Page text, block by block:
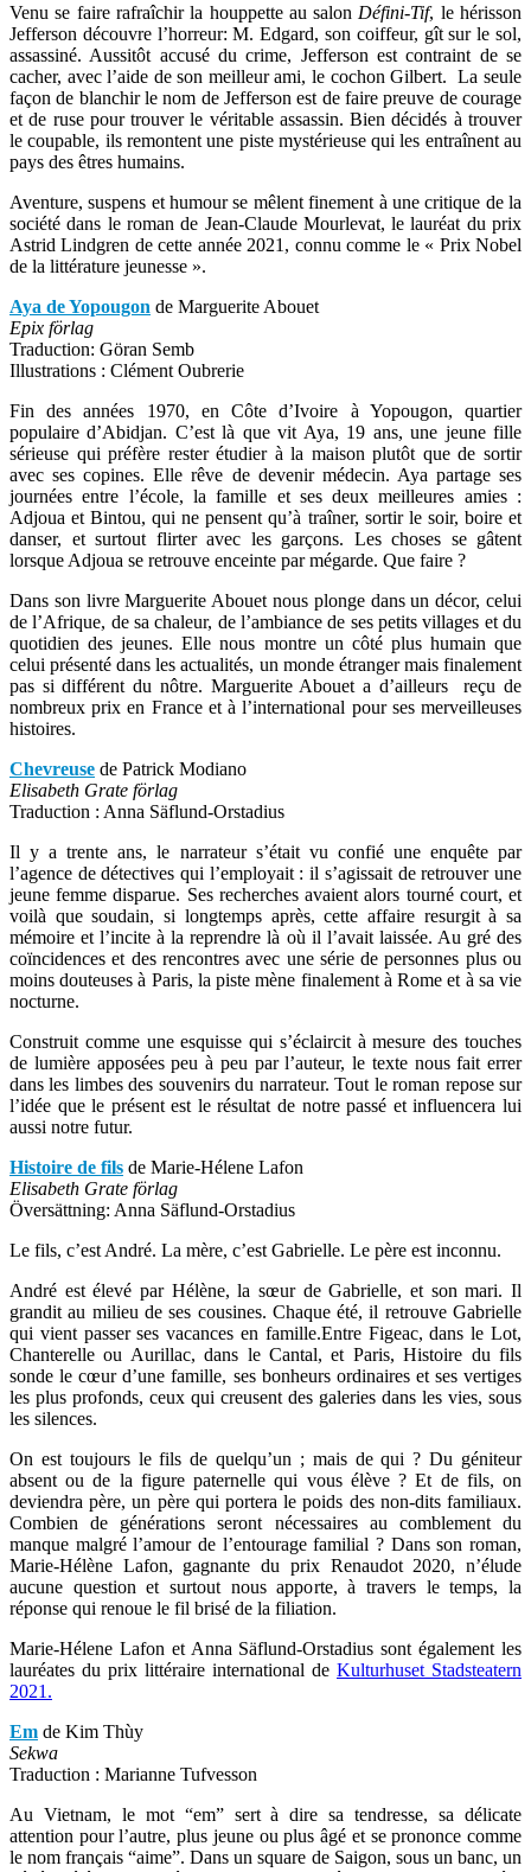
Venu se faire rafraîchir la houppette au salon Défini-Tif, le hérisson
Jefferson découvre l’horreur: M. Edgard, son coiffeur, gît sur le sol,
assassiné. Aussitôt accusé du crime, Jefferson est contraint de se
cacher, avec l’aide de son meilleur ami, le cochon Gilbert. La seule
façon de blanchir le nom de Jefferson est de faire preuve de courage
et de ruse pour trouver le véritable assassin. Bien décidés à trouver
le coupable, ils remontent une piste mystérieuse qui les entraînent au
pays des êtres humains.
Aventure, suspens et humour se mêlent finement à une critique de la
société dans le roman de Jean-Claude Mourlevat, le lauréat du prix
Astrid Lindgren de cette année 2021, connu comme le « Prix Nobel
de la littérature jeunesse ».
Aya deYopougon de Marguerite Abouet
Epix förlag
Traduction: Göran Semb
Illustrations : Clément Oubrerie
Fin des années 1970, en Côte d’Ivoire à Yopougon, quartier
populaire d’Abidjan. C’est là que vit Aya, 19 ans, une jeune fille
sérieuse qui préfère rester étudier à la maison plutôt que de sortir
avec ses copines. Elle rêve de devenir médecin. Aya partage ses
journées entre l’école, la famille et ses deux meilleures amies :
Adjoua et Bintou, qui ne pensent qu’à traîner, sortir le soir, boire et
danser, et surtout flirter avec les garçons. Les choses se gâtent
lorsque Adjoua se retrouve enceinte par mégarde. Que faire ?
Dans son livre Marguerite Abouet nous plonge dans un décor, celui
de l’Afrique, de sa chaleur, de l’ambiance de ses petits villages et du
quotidien des jeunes. Elle nous montre un côté plus humain que
celui présenté dans les actualités, un monde étranger mais finalement
pas si différent du nôtre. Marguerite Abouet a d’ailleurs reçu de
nombreux prix en France et à l’international pour ses merveilleuses
histoires.
Chevreuse de Patrick Modiano
Elisabeth Grate förlag
Traduction : Anna Säflund-Orstadius
Il y a trente ans, le narrateur s’était vu confié une enquête par
l’agence de détectives qui l’employait : il s’agissait de retrouver une
jeune femme disparue. Ses recherches avaient alors tourné court, et
voilà que soudain, si longtemps après, cette affaire resurgit à sa
mémoire et l’incite à la reprendre là où il l’avait laissée. Au gré des
coïncidences et des rencontres avec une série de personnes plus ou
moins douteuses à Paris, la piste mène finalement à Rome et à sa vie
nocturne.
Construit comme une esquisse qui s’éclaircit à mesure des touches
de lumière apposées peu à peu par l’auteur, le texte nous fait errer
dans les limbes des souvenirs du narrateur. Tout le roman repose sur
l’idée que le présent est le résultat de notre passé et influencera lui
aussi notre futur.
Histoire de fils de Marie-Hélene Lafon
Elisabeth Grate förlag
Översättning: Anna Säflund-Orstadius
Le fils, c’est André. La mère, c’est Gabrielle. Le père est inconnu.
André est élevé par Hélène, la sœur de Gabrielle, et son mari. Il
grandit au milieu de ses cousines. Chaque été, il retrouve Gabrielle
qui vient passer ses vacances en famille.Entre Figeac, dans le Lot,
Chanterelle ou Aurillac, dans le Cantal, et Paris, Histoire du fils
sonde le cœur d’une famille, ses bonheurs ordinaires et ses vertiges
les plus profonds, ceux qui creusent des galeries dans les vies, sous
les silences.
On est toujours le fils de quelqu’un ; mais de qui ? Du géniteur
absent ou de la figure paternelle qui vous élève ? Et de fils, on
deviendra père, un père qui portera le poids des non-dits familiaux.
Combien de générations seront nécessaires au comblement du
manque malgré l’amour de l’entourage familial ? Dans son roman,
Marie-Hélène Lafon, gagnante du prix Renaudot 2020, n’élude
aucune question et surtout nous apporte, à travers le temps, la
réponse qui renoue le fil brisé de la filiation.
Marie-Hélene Lafon et Anna Säflund-Orstadius sont également les
lauréates du prix littéraire international de Kulturhuset Stadsteatern
2021.
Em de Kim Thùy
Sekwa
Traduction : Marianne Tufvesson
Au Vietnam, le mot “em” sert à dire sa tendresse, sa délicate
attention pour l’autre, plus jeune ou plus âgé et se prononce comme
le nom français “aime”. Dans un square de Saigon, sous un banc, un